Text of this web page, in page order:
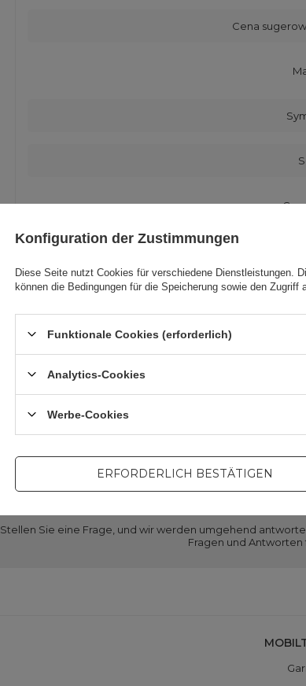
Cena
Verpackungsbreite in
Verpackungshöhe in
Verpackungslänge in
Stellen Sie eine Frage, und wir werden umgehend
Fragen und
Konfiguration der Zustimmungen
Diese Seite nutzt Cookies für verschiedene Dienstleistungen.
können die Bedingungen für die Speicherung sowie den Zugriff
Funktionale Cookies (erforderlich)
Analytics-Cookies
Werbe-Cookies
ERFORDERLICH BESTÄTIGEN